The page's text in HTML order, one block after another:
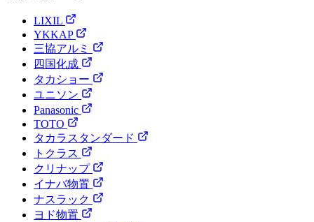
LIXIL
YKKAP
三協アルミ
四国化成
タカショー
ユニソン
Panasonic
TOTO
タカラスタンダード
トクラス
クリナップ
イナバ物置
ナスラック
ヨド物置